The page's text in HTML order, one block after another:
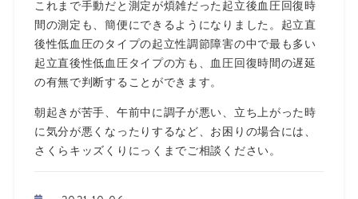
これまで手動だと測定が煩雑だった起立後血圧回復時
間の測定も、簡便にできるようになりました。起立直
後性低血圧のタイプの起立性調節障害の中で最も多い
起立直後性低血圧タイプの方も、血圧回復時間の遅延
の有無で判断することができます。
朝起きが苦手、午前中に調子が悪い、立ち上がった時
に気分が悪くなったりするなど、お困りの場合には、
さくらキッズくりにっくまでご相談ください。